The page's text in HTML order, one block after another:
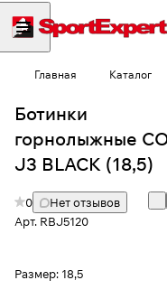
Главная Каталог
Ботинки
горнолыжные
J3 BLACK (18,5)
0
Нет отзывов
Арт. RBJ5120
Размер: 18,5